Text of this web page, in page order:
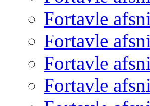
Fortavle
Fortavle
Fortavle
Fortavle